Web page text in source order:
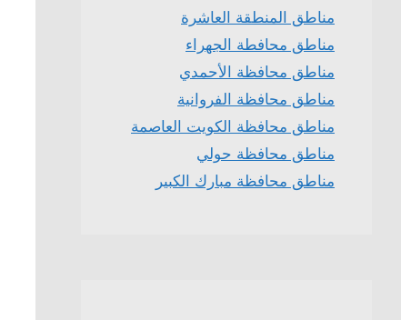
مناطق المنطقة العاشرة
مناطق محافطة الجهراء
مناطق محافظة الأحمدي
مناطق محافظة الفروانية
مناطق محافظة الكويت العاصمة
مناطق محافظة حولي
مناطق محافظة مبارك الكبير